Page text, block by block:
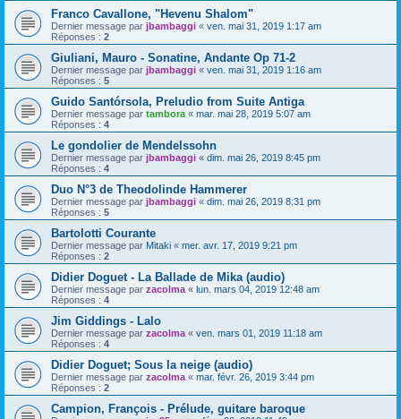
Franco Cavallone, "Hevenu Shalom"
Dernier message par jbambaggi « ven. mai 31, 2019 1:17 am
Réponses : 2
Giuliani, Mauro - Sonatine, Andante Op 71-2
Dernier message par jbambaggi « ven. mai 31, 2019 1:16 am
Réponses : 5
Guido Santórsola, Preludio from Suite Antiga
Dernier message par tambora « mar. mai 28, 2019 5:07 am
Réponses : 4
Le gondolier de Mendelssohn
Dernier message par jbambaggi « dim. mai 26, 2019 8:45 pm
Réponses : 4
Duo N°3 de Theodolinde Hammerer
Dernier message par jbambaggi « dim. mai 26, 2019 8:31 pm
Réponses : 5
Bartolotti Courante
Dernier message par Mitaki « mer. avr. 17, 2019 9:21 pm
Réponses : 2
Didier Doguet - La Ballade de Mika (audio)
Dernier message par zacolma « lun. mars 04, 2019 12:48 am
Réponses : 4
Jim Giddings - Lalo
Dernier message par zacolma « ven. mars 01, 2019 11:18 am
Réponses : 4
Didier Doguet; Sous la neige (audio)
Dernier message par zacolma « mar. févr. 26, 2019 3:44 pm
Réponses : 2
Campion, François - Prélude, guitare baroque